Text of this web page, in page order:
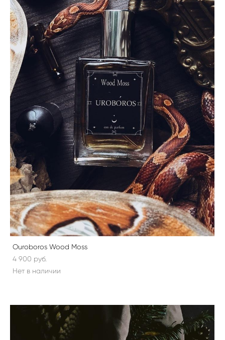
Ouroboros Wood Moss
4 900 pуб.
Нет в наличии